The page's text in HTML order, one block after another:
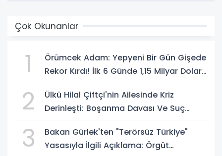
Çok Okunanlar
1
Örümcek Adam: Yepyeni Bir Gün Gişede
Rekor Kırdı! İlk 6 Günde 1,15 Milyar Dolar
2
Ülkü Hilal Çiftçi'nin Ailesinde Kriz
Derinleşti: Boşanma Davası Ve Suç
3
Bakan Gürlek'ten "Terörsüz Türkiye"
Yasasıyla İlgili Açıklama: Örgüt